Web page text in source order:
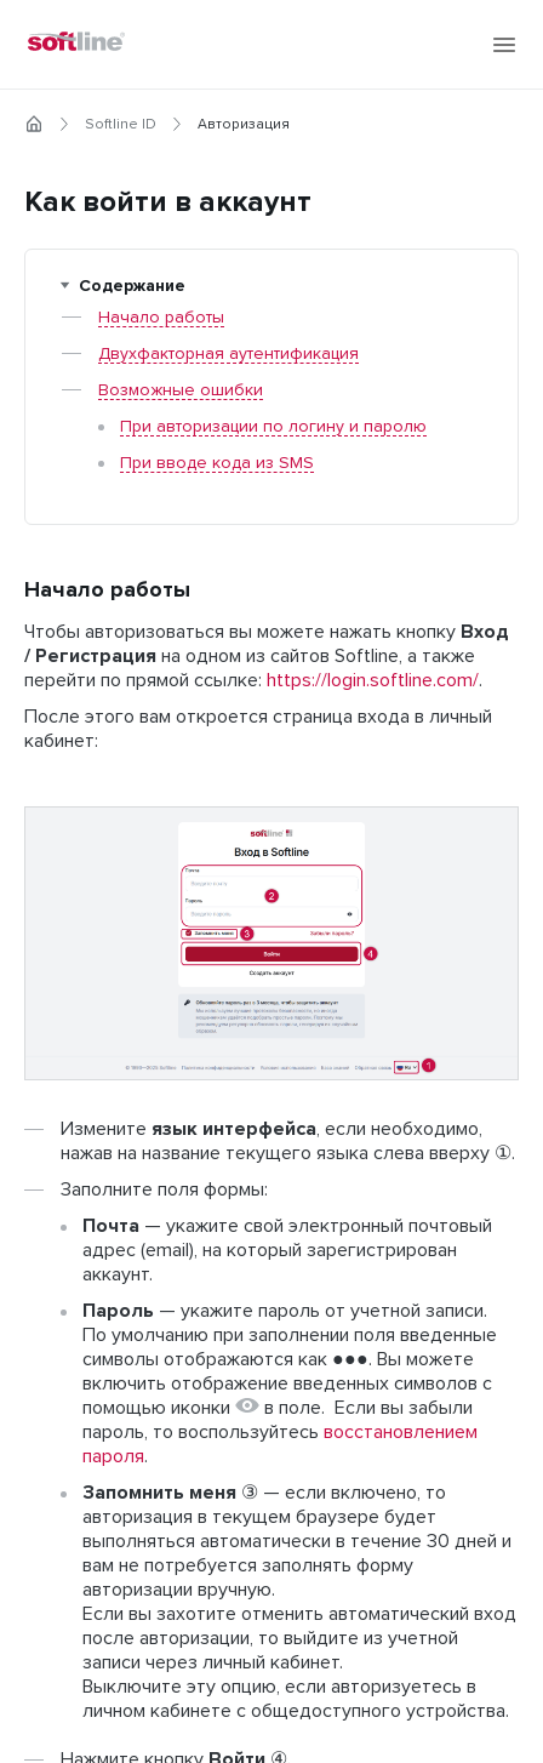
Softline ID Авторизация
Как войти в аккаунт
Содержание
Начало работы
Двухфакторная аутентификация
Возможные ошибки
При авторизации по логину и паролю
При вводе кода из SMS
Начало работы
Чтобы авторизоваться вы можете нажать кнопку Вход
/ Регистрация на одном из сайтов Softline, а также
перейти по прямой ссылке: https://login.softline.com/.
После этого вам откроется страница входа в личный
кабинет:
Измените язык интерфейса , если необходимо,
нажав на название текущего языка слева вверху ①.
Заполните поля формы:
Почта — укажите свой электронный почтовый
адрес (email), на который зарегистрирован
аккаунт.
Пароль — укажите пароль от учетной записи.
По умолчанию при заполнении поля введенные
символы отображаются как ●●●. Вы можете
включить отображение введенных символов с
помощью иконки
в поле.
Если вы забыли
пароль, то воспользуйтесь восстановлением
пароля.
Запомнить меня ③ — если включено, то
авторизация в текущем браузере будет
выполняться автоматически в течение 30 дней и
вам не потребуется заполнять форму
авторизации вручную.
Если вы захотите отменить автоматический вход
после авторизации, то выйдите из учетной
записи через личный кабинет.
Выключите эту опцию, если авторизуетесь в
личном кабинете с общедоступного устройства.